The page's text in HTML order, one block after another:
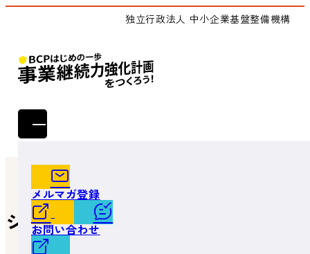
独立行政法人 中小企業基盤整備機構
メルマガ登録
お問い合わせ
トップ
ジギョケイの概要
ジギョケイの概要